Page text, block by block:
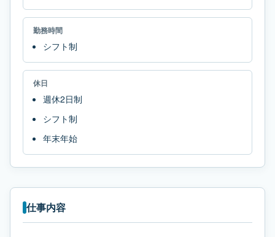
勤務時間
シフト制
休日
週休2日制
シフト制
年末年始
仕事内容